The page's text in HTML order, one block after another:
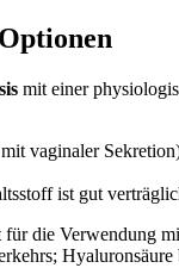
mit einer
vaginaler
ist gut
die Verwendung